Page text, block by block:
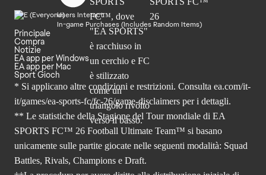
Users Interact
In-game Purchases (Includes Random Items)
Principale
Compra
Notizie
EA app per Windows
EA app per Mac
Sport Gioch
* Si applicano altre condizioni e restrizioni. Consulta ea.com/it-
it/games/ea-sports-fc/fc-26/game-disclaimers per i dettagli.
** Le statistiche della Stagione del Tour mondiale di EA
SPORTS FC™ 26 Football Ultimate Team™ si basano
unicamente sulle partite giocate nelle seguenti modalità: Squad
Battles, Rivals, Champions e Draft.